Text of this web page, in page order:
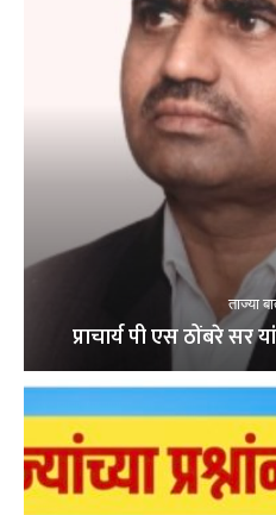
ताज्या
प्राचार्य पी एस ठोंबरे सर